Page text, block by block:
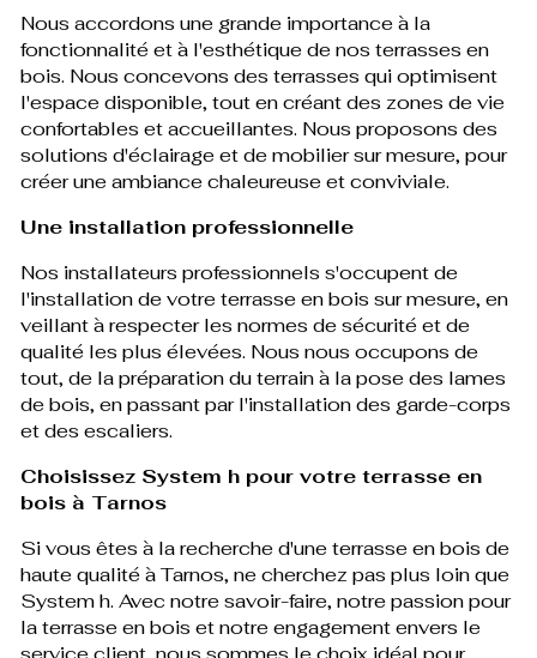
Nous accordons une grande importance à la
fonctionnalité et à l'esthétique de nos terrasses en
bois. Nous concevons des terrasses qui optimisent
l'espace disponible, tout en créant des zones de vie
confortables et accueillantes. Nous proposons des
solutions d'éclairage et de mobilier sur mesure, pour
créer une ambiance chaleureuse et conviviale.
Une installation professionnelle
Nos installateurs professionnels s'occupent de
l'installation de votre terrasse en bois sur mesure, en
veillant à respecter les normes de sécurité et de
qualité les plus élevées. Nous nous occupons de
tout, de la préparation du terrain à la pose des lames
de bois, en passant par l'installation des garde-corps
et des escaliers.
Choisissez System h pour votre terrasse en
bois à Tarnos
Si vous êtes à la recherche d'une terrasse en bois de
haute qualité à Tarnos, ne cherchez pas plus loin que
System h. Avec notre savoir-faire, notre passion pour
la terrasse en bois et notre engagement envers le